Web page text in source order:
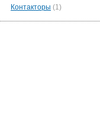
Контакторы (1)